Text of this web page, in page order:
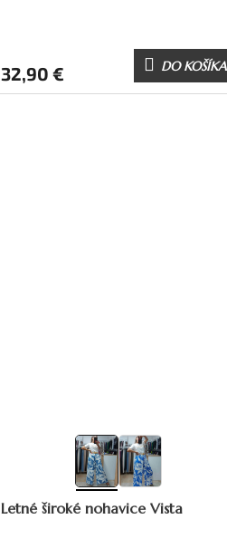
32,90 € DO KOŠÍKA
Letné široké nohavice Vista